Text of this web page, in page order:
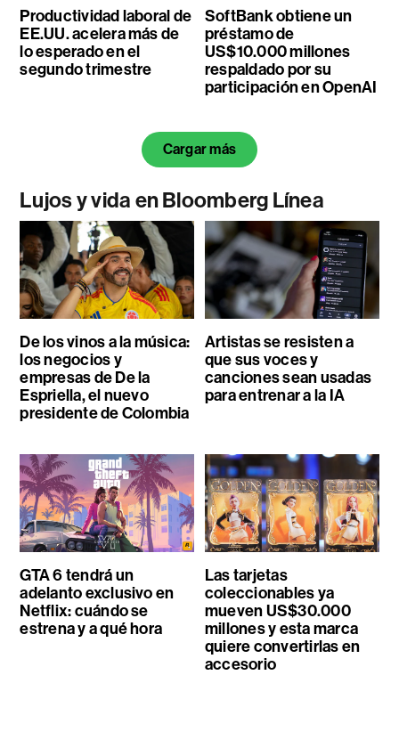
Productividad laboral de
EE.UU. acelera más de
lo esperado en el
segundo trimestre
SoftBank obtiene un
préstamo de
US$10.000 millones
respaldado por su
participación en OpenAI
Cargar más
Lujos y vida en Bloomberg Línea
De los vinos a la música:
los negocios y
empresas de De la
Espriella, el nuevo
presidente de Colombia
Artistas se resisten a
que sus voces y
canciones sean usadas
para entrenar a la IA
GTA 6 tendrá un
adelanto exclusivo en
Netflix: cuándo se
estrena y a qué hora
Las tarjetas
coleccionables ya
mueven US$30.000
millones y esta marca
quiere convertirlas en
accesorio